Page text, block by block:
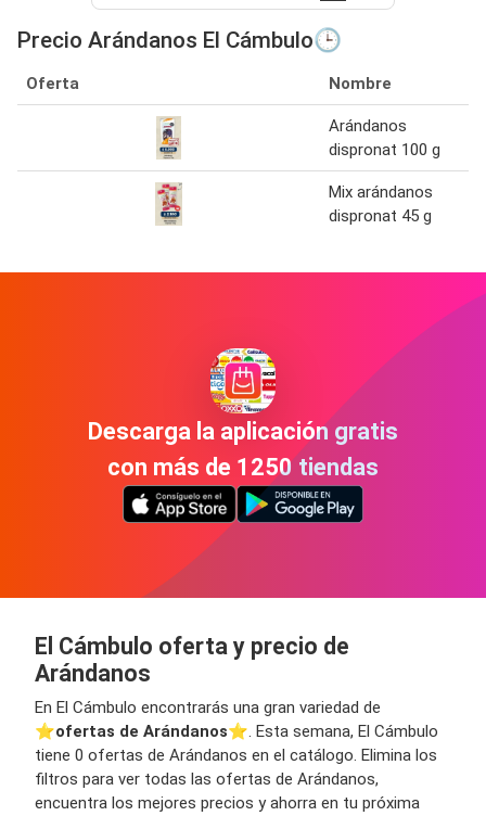
Precio Arándanos El Cámbulo🕒
Oferta Nombre
Arándanos
dispronat 100 g
Mix arándanos
dispronat 45 g
Descarga la aplicación gratis
con más de 1250 tiendas
El Cámbulo oferta y precio de
Arándanos
En El Cámbulo encontrarás una gran variedad de
⭐️ofertas de Arándanos⭐️. Esta semana, El Cámbulo
tiene 0 ofertas de Arándanos en el catálogo. Elimina los
filtros para ver todas las ofertas de Arándanos,
encuentra los mejores precios y ahorra en tu próxima